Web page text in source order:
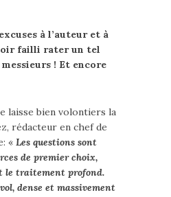
à l’auteur et à
failli rater un tel
! Et encore
laisse bien volontiers la
rédacteur en chef de
« Les questions sont
de premier choix,
le traitement profond.
dense et massivement